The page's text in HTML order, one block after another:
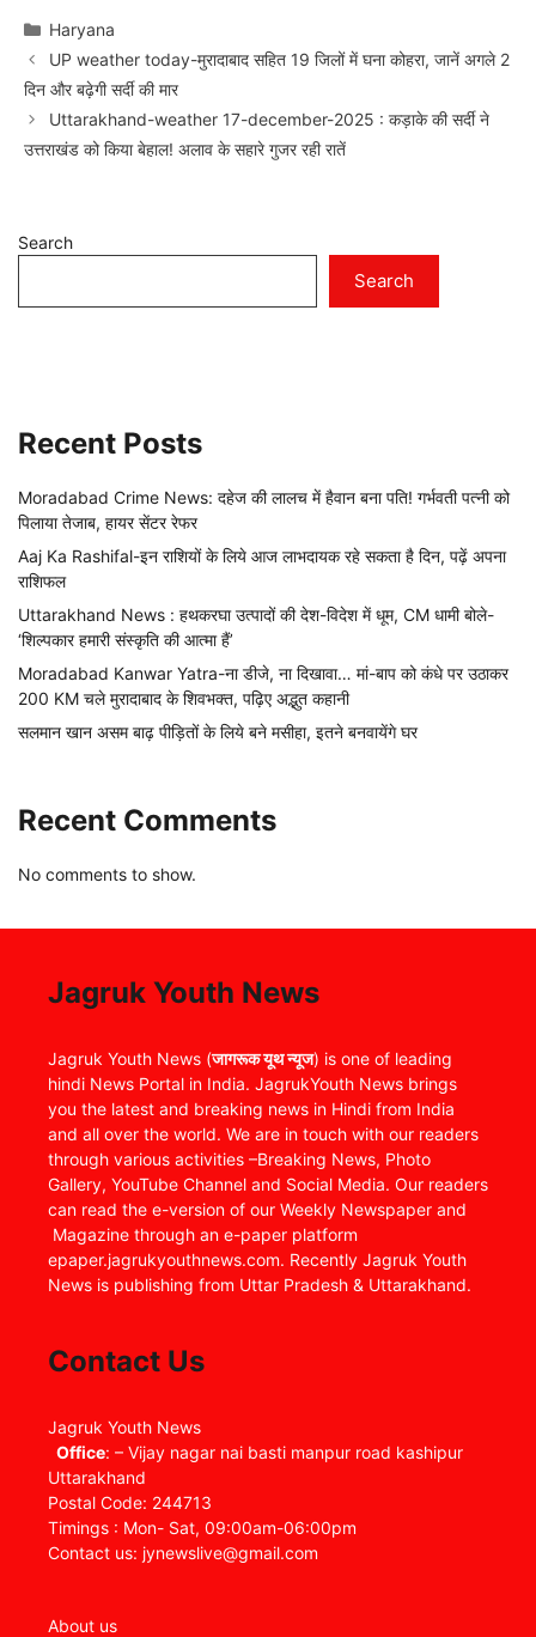
Categories
Haryana
UP weather today-मुरादाबाद सहित 19 जिलों में घना कोहरा, जानें अगले 2
दिन और बढ़ेगी सर्दी की मार
Uttarakhand-weather 17-december-2025 : कड़ाके की सर्दी ने
उत्तराखंड को किया बेहाल! अलाव के सहारे गुजर रही रातें
Search
Search
Recent Posts
Moradabad Crime News: दहेज की लालच में हैवान बना पति! गर्भवती पत्नी को
पिलाया तेजाब, हायर सेंटर रेफर
Aaj Ka Rashifal-इन राशियों के लिये आज लाभदायक रहे सकता है दिन, पढ़ें अपना
राशिफल
Uttarakhand News : हथकरघा उत्पादों की देश-विदेश में धूम, CM धामी बोले-
‘शिल्पकार हमारी संस्कृति की आत्मा हैं’
Moradabad Kanwar Yatra-ना डीजे, ना दिखावा… मां-बाप को कंधे पर उठाकर
200 KM चले मुरादाबाद के शिवभक्त, पढ़िए अद्भुत कहानी
सलमान खान असम बाढ़ पीड़ितों के लिये बने मसीहा, इतने बनवायेंगे घर
Recent Comments
No comments to show.
Jagruk Youth News
Jagruk Youth News (जागरूक यूथ न्यूज) is one of leading
hindi News Portal in India. JagrukYouth News brings
you the latest and breaking news in Hindi from India
and all over the world. We are in touch with our readers
through various activities –Breaking News, Photo
Gallery, YouTube Channel and Social Media. Our readers
can read the e-version of our Weekly Newspaper and
Magazine through an e-paper platform
epaper.jagrukyouthnews.com. Recently Jagruk Youth
News is publishing from Uttar Pradesh & Uttarakhand.
Contact Us
Jagruk Youth News
Office: – Vijay nagar nai basti manpur road kashipur
Uttarakhand
Postal Code: 244713
Timings : Mon- Sat, 09:00am-06:00pm
Contact us: jynewslive@gmail.com
About us